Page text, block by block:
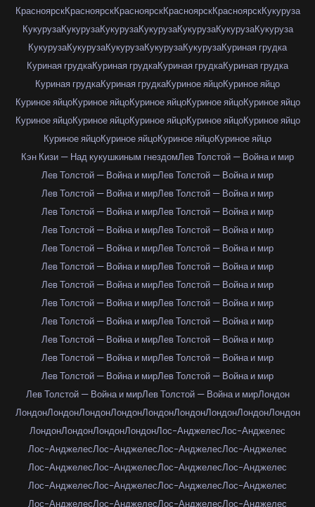
КрасноярскКрасноярскКрасноярскКрасноярскКрасноярскКукуруза
КукурузаКукурузаКукурузаКукурузаКукурузаКукурузаКукуруза
КукурузаКукурузаКукурузаКукурузаКукурузаКуриная грудка
Куриная грудкаКуриная грудкаКуриная грудкаКуриная грудка
Куриная грудкаКуриная грудкаКуриное яйцоКуриное яйцо
Куриное яйцоКуриное яйцоКуриное яйцоКуриное яйцоКуриное яйцо
Куриное яйцоКуриное яйцоКуриное яйцоКуриное яйцоКуриное яйцо
Куриное яйцоКуриное яйцоКуриное яйцоКуриное яйцо
Кэн Кизи — Над кукушкиным гнездомЛев Толстой — Война и мир
Лев Толстой — Война и мирЛев Толстой — Война и мир
Лев Толстой — Война и мирЛев Толстой — Война и мир
Лев Толстой — Война и мирЛев Толстой — Война и мир
Лев Толстой — Война и мирЛев Толстой — Война и мир
Лев Толстой — Война и мирЛев Толстой — Война и мир
Лев Толстой — Война и мирЛев Толстой — Война и мир
Лев Толстой — Война и мирЛев Толстой — Война и мир
Лев Толстой — Война и мирЛев Толстой — Война и мир
Лев Толстой — Война и мирЛев Толстой — Война и мир
Лев Толстой — Война и мирЛев Толстой — Война и мир
Лев Толстой — Война и мирЛев Толстой — Война и мир
Лев Толстой — Война и мирЛев Толстой — Война и мир
Лев Толстой — Война и мирЛев Толстой — Война и мирЛондон
ЛондонЛондонЛондонЛондонЛондонЛондонЛондонЛондонЛондон
ЛондонЛондонЛондонЛондонЛос-АнджелесЛос-Анджелес
Лос-АнджелесЛос-АнджелесЛос-АнджелесЛос-Анджелес
Лос-АнджелесЛос-АнджелесЛос-АнджелесЛос-Анджелес
Лос-АнджелесЛос-АнджелесЛос-АнджелесЛос-Анджелес
Лос-АнджелесЛос-АнджелесЛос-АнджелесЛос-Анджелес